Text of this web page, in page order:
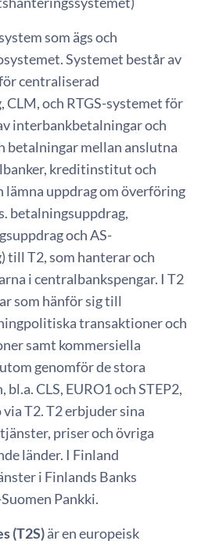
som ägs och
Systemet består av
centraliserad
och RTGS-systemet för
interbankbetalningar och
betalningar mellan anslutna
kreditinstitut och
lämna uppdrag om överföring
betalningsuppdrag,
och AS-
till T2, som hanterar och
i centralbankspengar. I T2
som hänför sig till
transaktioner och
samt kommersiella
genomför de stora
CLS, EURO1 och STEP2,
T2. T2 erbjuder sina
priser och övriga
länder. I Finland
i Finlands Banks
Pankki.
(T2S)är en europeisk